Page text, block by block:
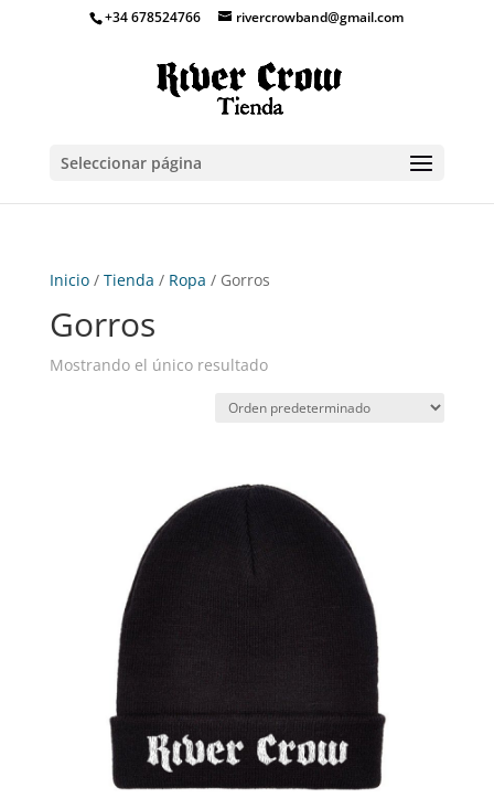
+34 678524766 rivercrowband@gmail.com
Seleccionar página
Inicio/ Tienda / Ropa / Gorros
Gorros
Mostrando el único resultado